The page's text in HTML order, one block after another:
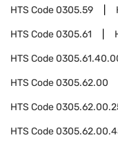
HTS Code0305.59
HTS Code0305.61
HTS Code
HTS Code0305.62.00
HTS Code
HTS Code